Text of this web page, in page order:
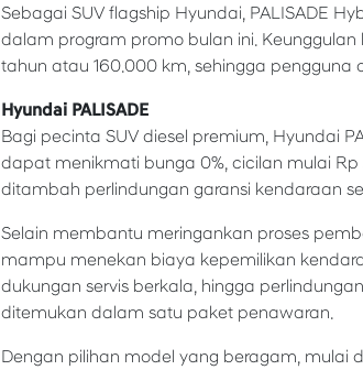
Sebagai SUV flagship Hyundai, PALISADE
dalam program promo bulan ini.
tahun atau 160.000 km, sehingga
Hyundai PALISADE
Bagi pecinta SUV diesel premium, Hyundai
dapat menikmati bunga 0%, cicilan mulai
ditambah perlindungan garansi kendaraan
Selain membantu meringankan proses
mampu menekan biaya kepemilikan
dukungan servis berkala, hingga
ditemukan dalam satu paket penawaran.
Dengan pilihan model yang beragam, mulai